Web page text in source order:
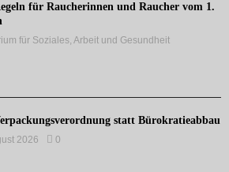
für Raucherinnen und Raucher vom 1.
für Soziales, Arbeit und Gesundheit
statt Bürokratieabbau
2026 0